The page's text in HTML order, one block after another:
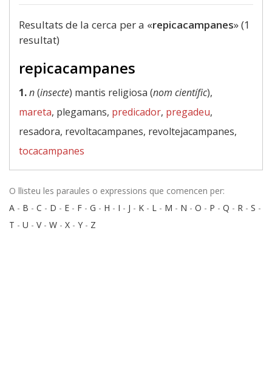
Resultats de la cerca per a «repicacampanes» (1
resultat)
repicacampanes
1.n(insecte) mantis religiosa (nom científic),
mareta, plegamans, predicador, pregadeu,
resadora, revoltacampanes, revoltejacampanes,
tocacampanes
O llisteu les paraules o expressions que comencen per:
A - B - C - D - E - F - G - H - I - J - K - L - M - N - O - P - Q - R - S -
T - U - V- W - X - Y - Z